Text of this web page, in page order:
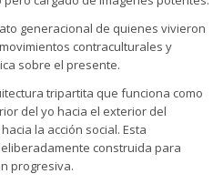
generacional de quienes vivieron
contraculturales y
sobre el presente.
tripartita que funciona como
del yo hacia el exterior del
la acción social. Esta
construida para
progresiva.